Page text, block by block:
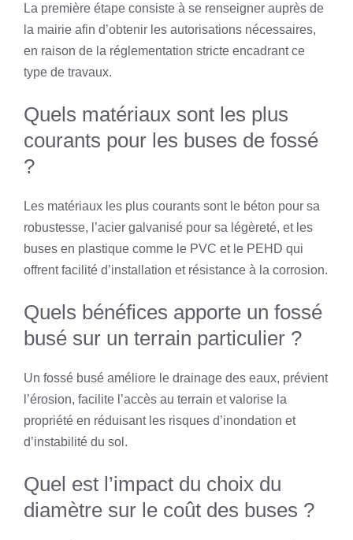
La première étape consiste à se renseigner auprès de
la mairie afin d’obtenir les autorisations nécessaires,
en raison de la réglementation stricte encadrant ce
type de travaux.
Quels matériaux sont les plus
courants pour les buses de fossé
?
Les matériaux les plus courants sont le béton pour sa
robustesse, l’acier galvanisé pour sa légèreté, et les
buses en plastique comme le PVC et le PEHD qui
offrent facilité d’installation et résistance à la corrosion.
Quels bénéfices apporte un fossé
busé sur un terrain particulier ?
Un fossé busé améliore le drainage des eaux, prévient
l’érosion, facilite l’accès au terrain et valorise la
propriété en réduisant les risques d’inondation et
d’instabilité du sol.
Quel est l’impact du choix du
diamètre sur le coût des buses ?